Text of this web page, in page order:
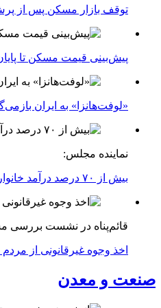
توقف بازار مسکن پس از
پیش‌بینی قیمت مسکن تا پایان
«لوفت‌هانزا» به ایران
نماینده مجلس:
بیش از ۷۰ درصد درآمد خانوار صرف اجاره خانه می‌شود
قائم‌پناه در نشست بررسی
اخذ وجوه غیرقانونی از
صنعت و معدن